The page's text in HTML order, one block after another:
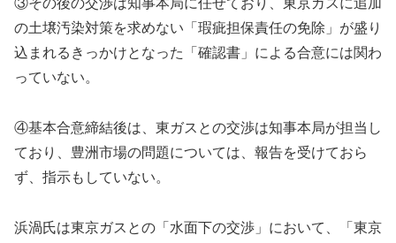
③その後の交渉は知事本局に任せており、東京ガスに追加
の土壌汚染対策を求めない「瑕疵担保責任の免除」が盛り
込まれるきっかけとなった「確認書」による合意には関わ
っていない。
④基本合意締結後は、東ガスとの交渉は知事本局が担当し
ており、豊洲市場の問題については、報告を受けておら
ず、指示もしていない。
浜渦氏は東京ガスとの「水面下の交渉」において、「東京